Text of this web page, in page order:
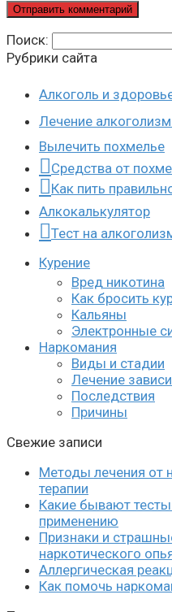
Поиск:
Рубрики сайта
Алкоголь и
Лечение
Вылечить похмелье
Средства от
Как пить
Алкокалькулятор
Тест на
Курение
Вред никотина
Как бросить
Кальяны
Электронные
Наркомания
Виды и стадии
Лечение
Последствия
Причины
Свежие записи
Методы лечения от
терапии
Какие бывают тесты
применению
Признаки и
наркотического
Аллергическая
Как помочь